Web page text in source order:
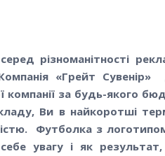
різноманітності
«Грейт
компанії за будь-якого
Ви в найкоротші
Футболка з
увагу і як